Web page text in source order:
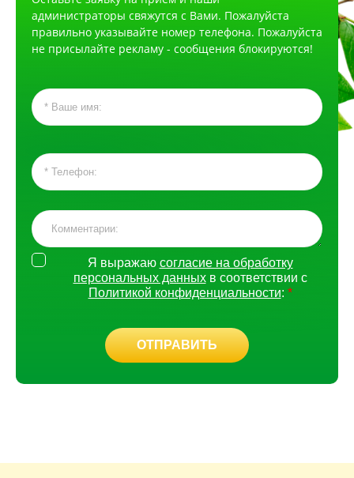
администраторы свяжутся с Вами. Пожалуйста
правильно указывайте номер телефона. Пожалуйста
не присылайте рекламу - сообщения блокируются!
Я выражаю согласие на обработку
персональных данныхв соответствии с
Политикой конфиденциальности: *
ОТПРАВИТЬ